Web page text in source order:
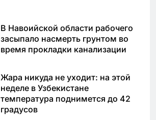
В Навоийской области рабочего
засыпало насмерть грунтом во
время прокладки канализации
Жара никуда не уходит: на этой
неделе в Узбекистане
температура поднимется до 42
градусов